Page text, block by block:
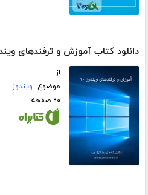
دانلود کتاب آموزش و ترفندهای
از: ...
موضوع: ویندوز
۹۰ صفحه